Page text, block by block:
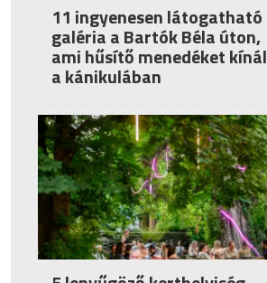
11 ingyenesen látogatható
galéria a Bartók Béla úton,
ami hűsítő menedéket kínál
a kánikulában